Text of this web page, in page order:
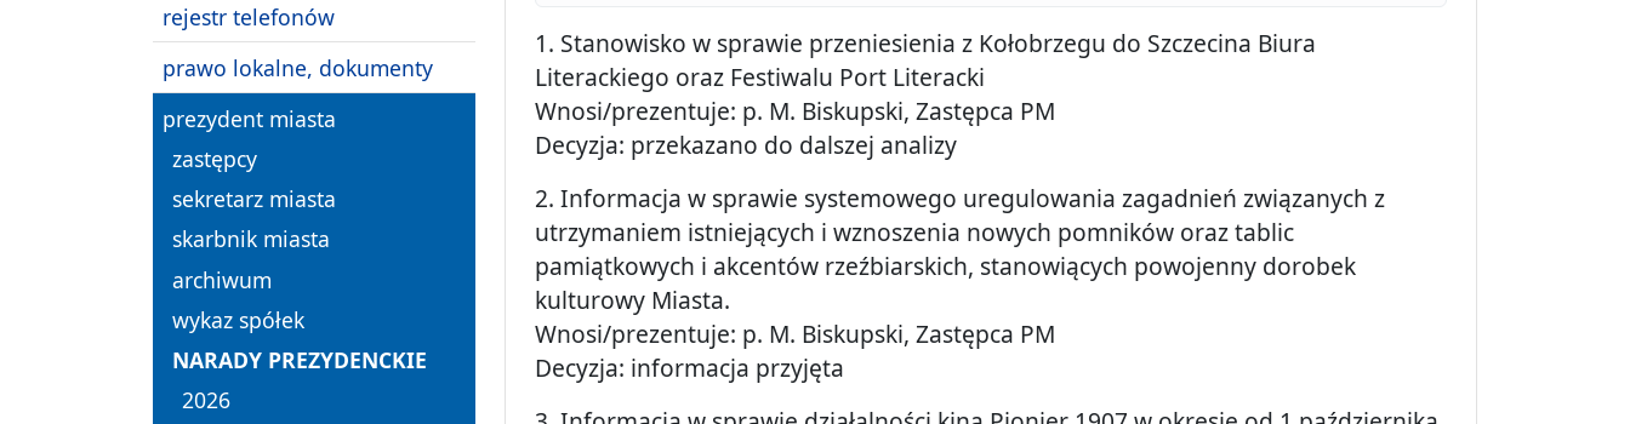
rejestr telefonów
prawo lokalne, dokumenty
prezydent miasta
zastępcy
sekretarz miasta
skarbnik miasta
archiwum
wykaz spółek
NARADY PREZYDENCKIE
2026
1. Stanowisko w sprawie przeniesienia z Kołobrzegu do Szczecina Biura
Literackiego oraz Festiwalu Port Literacki
Wnosi/prezentuje: p. M. Biskupski, Zastępca PM
Decyzja: przekazano do dalszej analizy
2. Informacja w sprawie systemowego uregulowania zagadnień związanych z
utrzymaniem istniejących i wznoszenia nowych pomników oraz tablic
pamiątkowych i akcentów rzeźbiarskich, stanowiących powojenny dorobek
kulturowy Miasta.
Wnosi/prezentuje: p. M. Biskupski, Zastępca PM
Decyzja: informacja przyjęta